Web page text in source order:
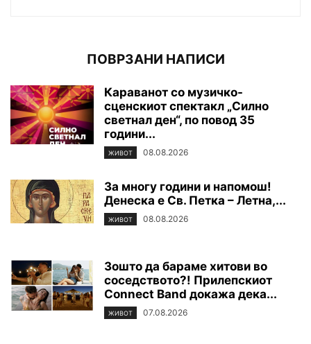
ПОВРЗАНИ НАПИСИ
Караванот со музичко-
сценскиот спектакл „Силно
светнал ден“, по повод 35
години...
ЖИВОТ 08.08.2026
За многу години и напомош!
Денеска е Св. Петка – Летна,...
ЖИВОТ 08.08.2026
Зошто да бараме хитови во
соседството?! Прилепскиот
Connect Band докажа дека...
ЖИВОТ 07.08.2026